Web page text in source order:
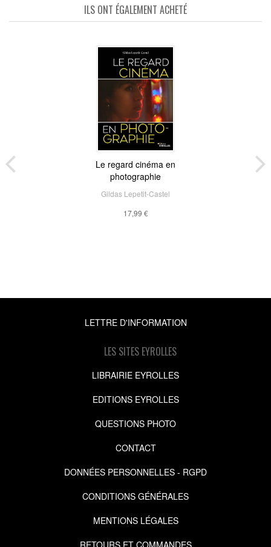
ILS ONT ÉGALEMENT ACHETÉ
Le regard cinéma en
photographie
Gildas Lepetit-Castel
17,99 €
LETTRE D'INFORMATION
LES SITES EYROLLES
LIBRAIRIE EYROLLES
EDITIONS EYROLLES
QUESTIONS PHOTO
CONTACT
DONNÉES PERSONNELLES - RGPD
CONDITIONS GÉNÉRALES
MENTIONS LÉGALES
RETOURS ET COMMANDES